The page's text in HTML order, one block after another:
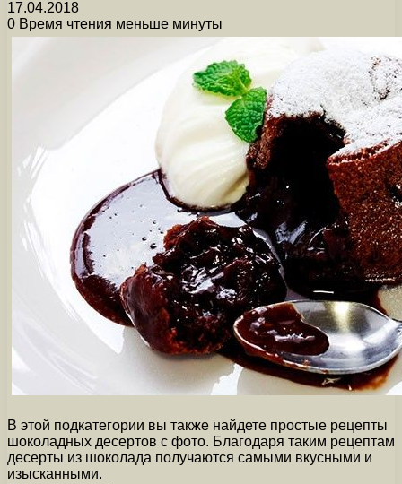
17.04.2018
0 Время чтения меньше минуты
В этой подкатегории вы также найдете простые рецепты
шоколадных десертов с фото. Благодаря таким рецептам
десерты из шоколада получаются самыми вкусными и
изысканными.